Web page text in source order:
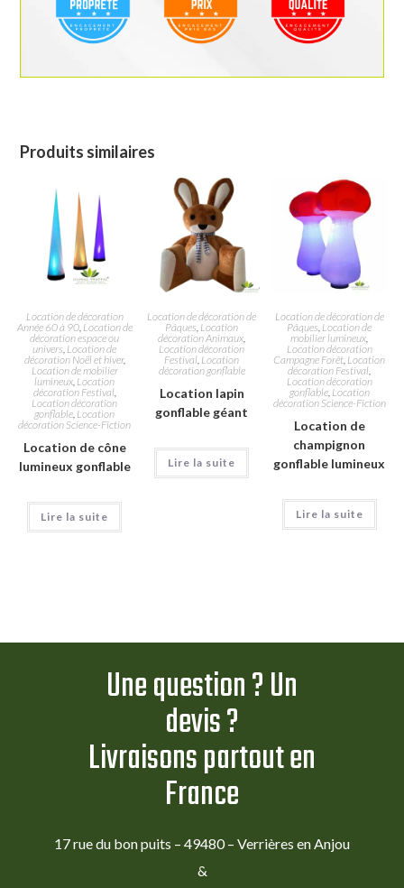
Produits similaires
Location de décoration
Année 60 à 90, Location de
décoration espace ou
univers Location de
décoration Noël et hiver,
Location de mobilier
lumineux Location
décoration Festival,
Location décoration
gonflable Location
décoration Science-Fiction
Location de cône
lumineux gonflable
Lire la suite
Location de décoration de
Pâques Location
décoration Animaux
Location décoration
Festival Location
décoration gonflable
Location lapin
gonflable géant
Lire la suite
Location de décoration de
Pâques Location de
mobilier lumineux
Location décoration
Campagne Forêt Location
décoration Festival
Location décoration
gonflable, Location
décoration Science-Fiction
Location de
champignon
gonflable lumineux
Lire la suite
Une question ? Un
devis ?
Livraisons partout en
France
17 rue du bon puits – 49480 – Verrières en Anjou
&